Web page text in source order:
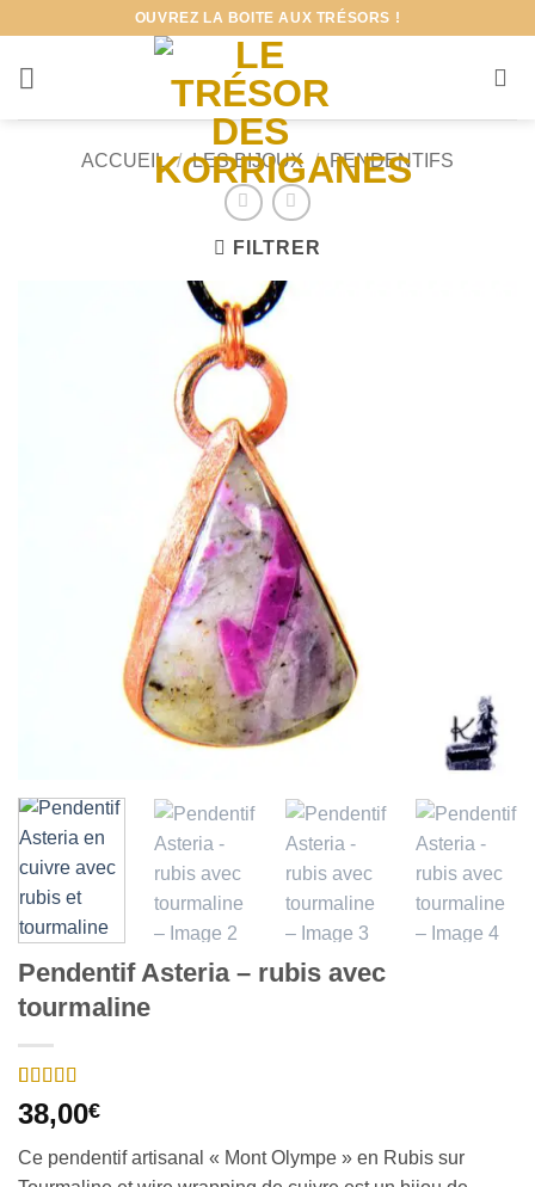
contenu
OUVREZ LA BOITE AUX TRÉSORS !
ACCUEIL / LES BIJOUX / PENDENTIFS
FILTRER
Pendentif Asteria – rubis avec
tourmaline
Noté5sur 5
basé sur
2
client
38,00€
Ce pendentif artisanal « Mont Olympe » en Rubis sur